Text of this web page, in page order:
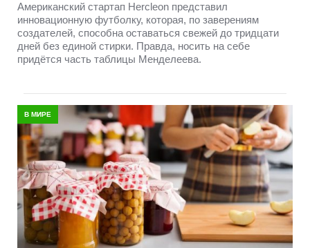
Американский стартап Hercleon представил
инновационную футболку, которая, по заверениям
создателей, способна оставаться свежей до тридцати
дней без единой стирки. Правда, носить на себе
придётся часть таблицы Менделеева.
В МИРЕ